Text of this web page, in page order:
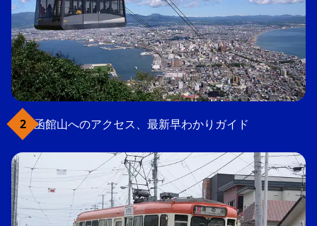
函館山へのアクセス、最新早わかりガイド